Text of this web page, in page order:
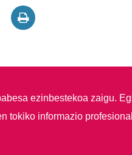
ezinbestekoa zaigu.
tokiko informazio